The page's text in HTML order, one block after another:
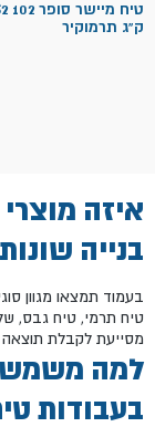
ק"ג תרמוקיר
איזה
בנייה
בעמוד תמצאו מגוון
טיח תרמי, טיח גבס,
מסייעת לקבלת תוצאה
למה
בעבודות